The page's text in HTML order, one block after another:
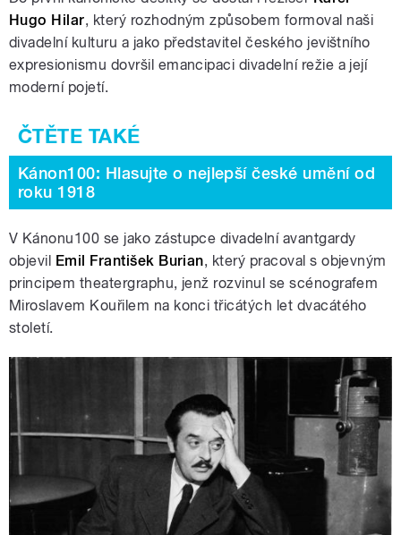
Hugo Hilar, který rozhodným způsobem formoval naši
divadelní kulturu a jako představitel českého jevištního
expresionismu dovršil emancipaci divadelní režie a její
moderní pojetí.
Kánon100: Hlasujte o nejlepší české umění od
roku 1918
V Kánonu100 se jako zástupce divadelní avantgardy
objevil Emil František Burian, který pracoval s objevným
principem theatergraphu, jenž rozvinul se scénografem
Miroslavem Kouřilem na konci třicátých let dvacátého
století.